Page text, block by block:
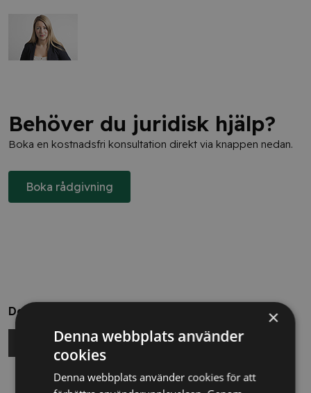
Behöver du juridisk hjälp?
Boka en kostnadsfri konsultation direkt via knappen nedan.
Boka rådgivning
Dela
Relaterade nyheter
×
Denna webbplats använder
cookies
Denna webbplats använder cookies för att